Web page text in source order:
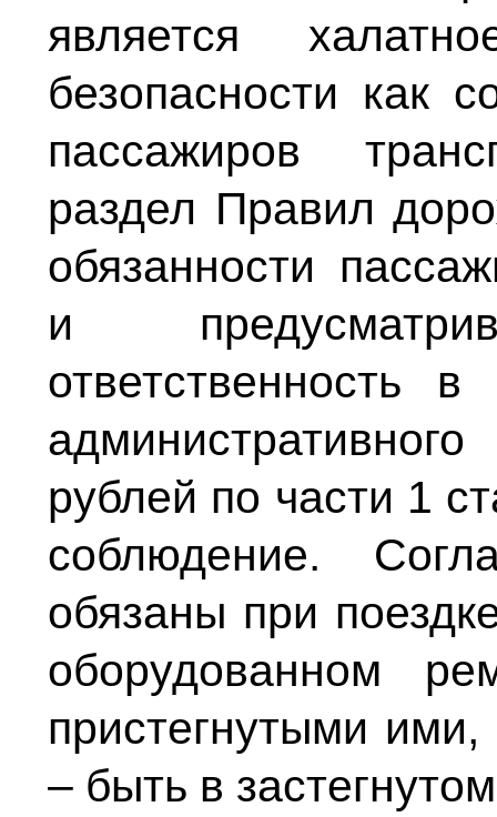
является
безопасности как
пассажиров
раздел Правил
обязанности
и
ответственность
рублей по части 1
соблюдение.
обязаны при
оборудованном
пристегнутыми
– быть в